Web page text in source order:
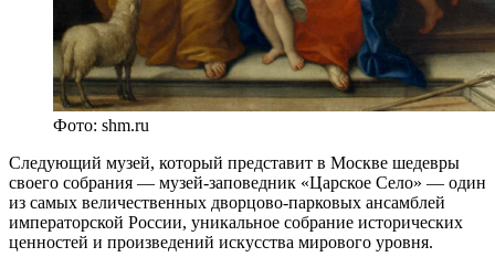
Фото: shm.ru
Следующий музей, который представит в Москве шедевры
своего собрания — музей-заповедник «Царское Село» — один
из самых величественных дворцово-парковых ансамблей
императорской России, уникальное собрание исторических
ценностей и произведений искусства мирового уровня.